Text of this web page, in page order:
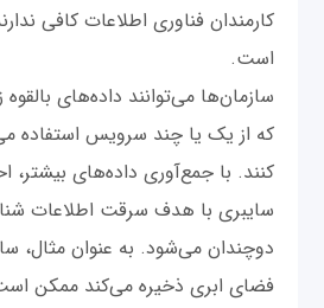
کارمندان فناوری اطلاعات کافی
است.
سازمان‌ها می‌توانند داده‌های بالقوه
که از یک یا چند سرویس استفاده
کنند. با جمع‌آوری داده‌های بیشتر،
فضای ابری ذخیره می‌کند ممکن